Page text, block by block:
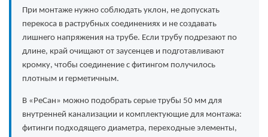
При монтаже нужно соблюдать уклон, не допускать
перекоса в раструбных соединениях и не создавать
лишнего напряжения на трубе. Если трубу подрезают по
длине, край очищают от заусенцев и подготавливают
кромку, чтобы соединение с фитингом получилось
плотным и герметичным.
В «РеСан» можно подобрать серые трубы 50 мм для
внутренней канализации и комплектующие для монтажа:
фитинги подходящего диаметра, переходные элементы,